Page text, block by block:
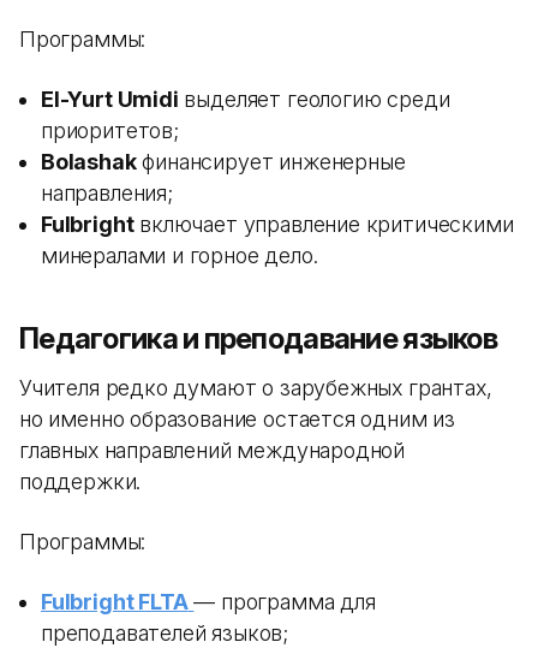
Программы:
El-Yurt Umidi выделяет геологию среди
приоритетов;
Bolashakфинансирует инженерные
направления;
Fulbrightвключает управление критическими
минералами и горное дело.
Педагогика и преподавание языков
Учителя редко думают о зарубежных грантах,
но именно образование остается одним из
главных направлений международной
поддержки.
Программы:
Fulbright FLTA — программа для
преподавателей языков;